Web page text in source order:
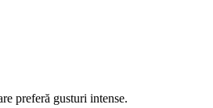
preferă gusturi intense.